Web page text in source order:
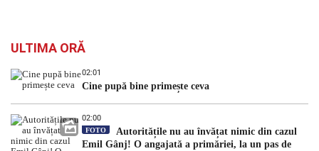
ULTIMA ORĂ
02:01
Cine pupă bine primește ceva
02:00
FOTO
Autoritățile nu au învățat nimic din cazul
Emil Gânj! O angajată a primăriei, la un pas de